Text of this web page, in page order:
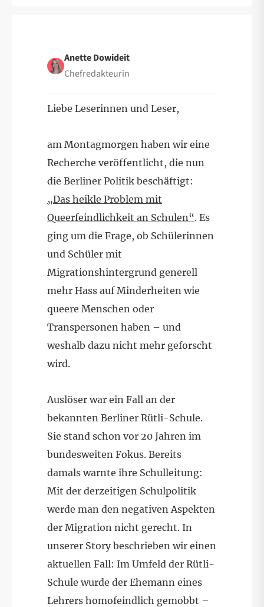
Anette Dowideit
Chefredakteurin
Liebe Leserinnen und Leser,
am Montagmorgen haben wir eine
Recherche veröffentlicht, die nun
die Berliner Politik beschäftigt:
„Das heikle Problem mit
Queerfeindlichkeit an Schulen“. Es
ging um die Frage, ob Schülerinnen
und Schüler mit
Migrationshintergrund generell
mehr Hass auf Minderheiten wie
queere Menschen oder
Transpersonen haben – und
weshalb dazu nicht mehr geforscht
wird.
Auslöser war ein Fall an der
bekannten Berliner Rütli-Schule.
Sie stand schon vor 20 Jahren im
bundesweiten Fokus. Bereits
damals warnte ihre Schulleitung:
Mit der derzeitigen Schulpolitik
werde man den negativen Aspekten
der Migration nicht gerecht. In
unserer Story beschrieben wir einen
aktuellen Fall: Im Umfeld der Rütli-
Schule wurde der Ehemann eines
Lehrers homofeindlich gemobbt –